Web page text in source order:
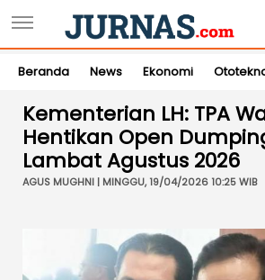
Beranda News Ekonomi
Kementerian LH: TPA
Hentikan Open
Lambat Agustus 2026
AGUS MUGHNI | MINGGU, 19/04/2026 10:25 WIB